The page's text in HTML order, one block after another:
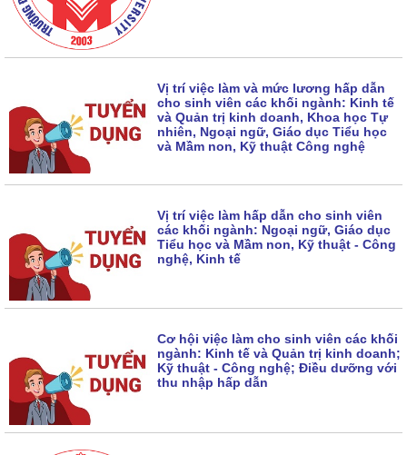
Vị trí việc làm và mức lương hấp dẫn
cho sinh viên các khối ngành: Kinh tế
và Quản trị kinh doanh, Khoa học Tự
nhiên, Ngoại ngữ, Giáo dục Tiểu học
và Mầm non, Kỹ thuật Công nghệ
Vị trí việc làm hấp dẫn cho sinh viên
các khối ngành: Ngoại ngữ, Giáo dục
Tiểu học và Mầm non, Kỹ thuật - Công
nghệ, Kinh tế
Cơ hội việc làm cho sinh viên các khối
ngành: Kinh tế và Quản trị kinh doanh;
Kỹ thuật - Công nghệ; Điều dưỡng với
thu nhập hấp dẫn